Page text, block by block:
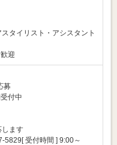
タイリスト・アシスタント
迎
募
付中
します
5829[ 受付時間 ] 9:00～